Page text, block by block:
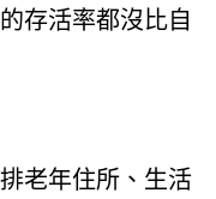
存活率都沒比自
老年住所、生活